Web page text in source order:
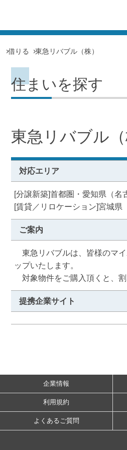
借りる 東急リバブル（株）
住まいを探す
東急リバブル（
対応エリア
[分譲新築]首都圏・愛知県（
[賃貸／リロケーション]宮城県
ご案内
東急リバブルは、皆様のマ
ップいたします。
対象物件をご購入頂くと、割
提携企業サイト
企業情報
利用規約
よくあるご質問